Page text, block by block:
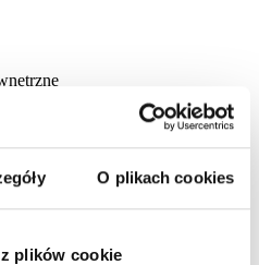
O plikach cookies
plików cookie
stron